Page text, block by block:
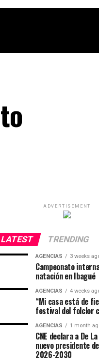
ADVERTISEMENT
LATEST TRENDING
AGENCIAS 3 weeks
Campeonato
natación en Ibagué
AGENCIAS 4 weeks
“Mi casa está de
festival del folclor
AGENCIAS 1 month
CNE declara a De
nuevo presidente
2026-2030